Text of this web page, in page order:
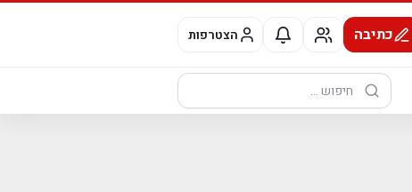
כתיבה הצטרפות
חיפוש: